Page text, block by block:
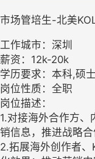
市场管培生-北美
工作城市：深圳
薪资：12k-20k
学历要求：本科,硕
岗位性质：全职
岗位描述：
1.对接海外合作方
销信息，推进战略合
2.拓展海外创作者